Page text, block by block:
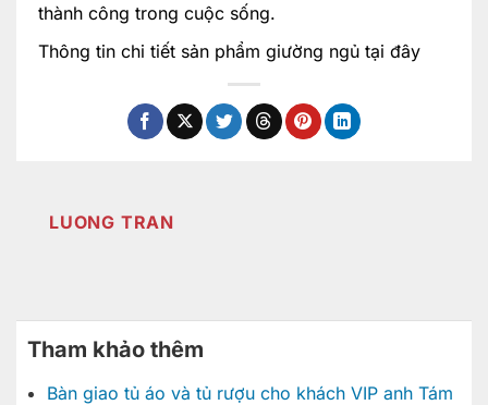
thành công trong cuộc sống.
Thông tin chi tiết sản phẩm giường ngủ tại đây
LUONG TRAN
Tham khảo thêm
Bàn giao tủ áo và tủ rượu cho khách VIP anh Tám